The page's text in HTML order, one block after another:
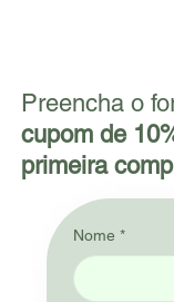
Preencha o
cupom de
primeira
Nome *